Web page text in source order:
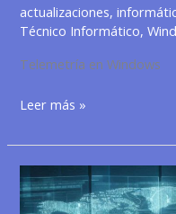
actualizaciones,
Técnico Informático,
Telemetría en Windows
Cómo
la
Telemetría
en
Windows
Leer más »